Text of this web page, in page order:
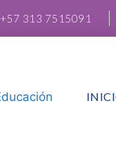
+57 313 7515091